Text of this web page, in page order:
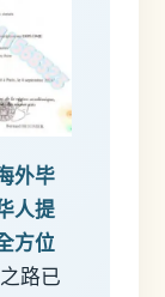
外毕
人提
方位
路已